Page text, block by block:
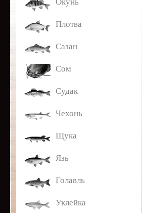
-- Люблю давать советы и очень не
Плотва
Сазан
Сом
Судак
Чехонь
Щука
Язь
Голавль
Уклейка